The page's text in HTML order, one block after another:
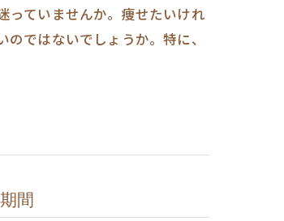
っていませんか。痩せたいけれ
ではないでしょうか。特に、
間